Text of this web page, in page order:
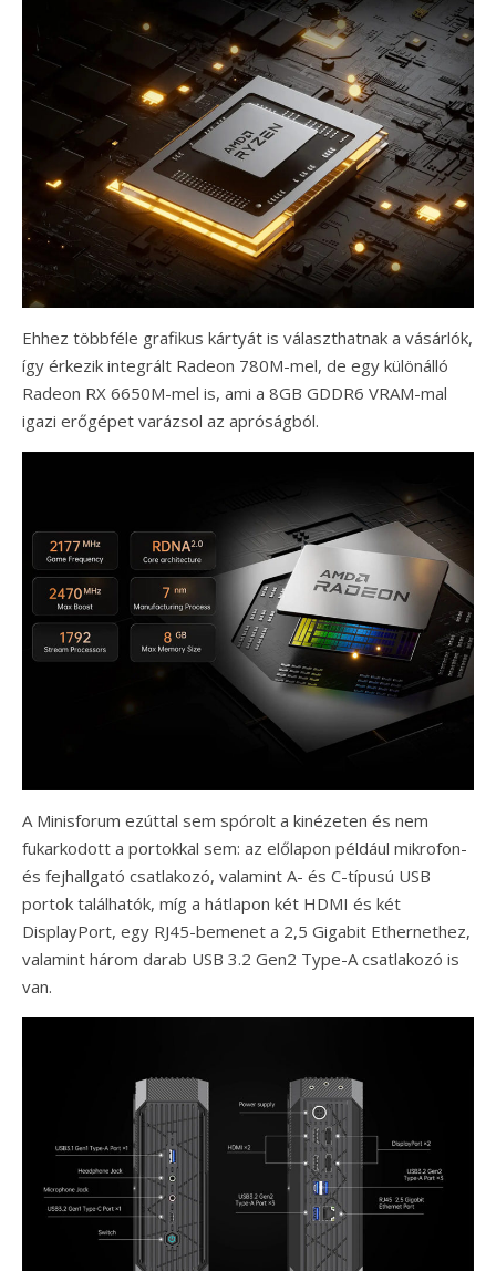
Ehhez többféle grafikus kártyát is választhatnak a vásárlók,
így érkezik integrált Radeon 780M-mel, de egy különálló
Radeon RX 6650M-mel is, ami a 8GB GDDR6 VRAM-mal
igazi erőgépet varázsol az apróságból.
A Minisforum ezúttal sem spórolt a kinézeten és nem
fukarkodott a portokkal sem: az előlapon például mikrofon-
és fejhallgató csatlakozó, valamint A- és C-típusú USB
portok találhatók, míg a hátlapon két HDMI és két
DisplayPort, egy RJ45-bemenet a 2,5 Gigabit Ethernethez,
valamint három darab USB 3.2 Gen2 Type-A csatlakozó is
van.